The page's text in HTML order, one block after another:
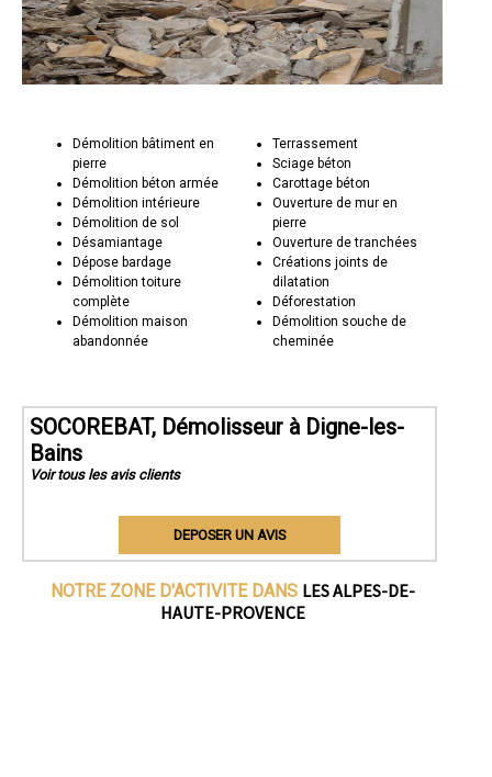
Démolition bâtiment en
pierre
Démolition béton armée
Démolition intérieure
Démolition de sol
Désamiantage
Dépose bardage
Démolition toiture
complète
Démolition maison
abandonnée
Terrassement
Sciage béton
Carottage béton
Ouverture de mur en
pierre
Ouverture de tranchées
Créations joints de
dilatation
Déforestation
Démolition souche de
cheminée
SOCOREBAT, Démolisseur à Digne-les-
Bains
Voir tous les avis clients
DEPOSER UN AVIS
NOTRE ZONE D'ACTIVITE DANS LES ALPES-DE-
HAUTE-PROVENCE